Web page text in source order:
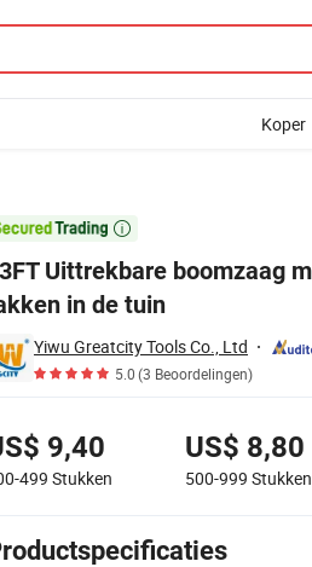
Koper

Uittrekbare boomzaag
in de tuin
Yiwu Greatcity Tools Co., Ltd
5.0(3 Beoordelingen)
9,40
499 Stukken
US$ 8,80
500-999 Stukken